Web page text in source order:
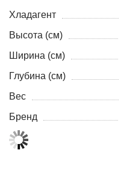
Хладагент
Высота (см)
Ширина (см)
Глубина (см)
Вес
Бренд